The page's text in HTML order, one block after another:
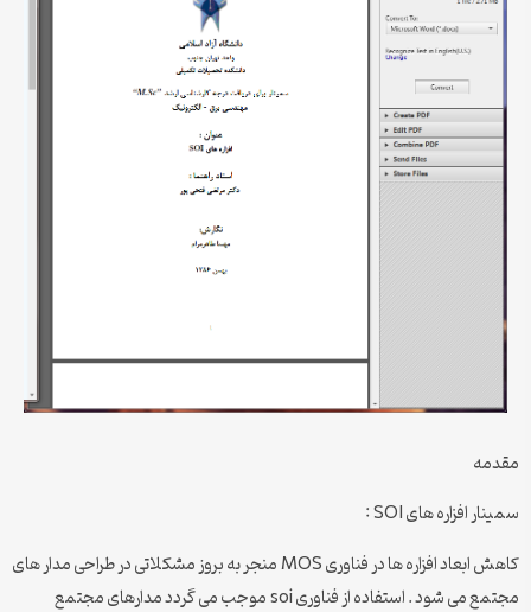
مقدمه
سمینار افزاره های SOI :
کاهش ابعاد افزاره ها در فناوری MOS منجر به بروز مشکلاتی در طراحی مدار های
مجتمع می شود . استفاده از فناوری soi موجب می گردد مدارهای مجتمع